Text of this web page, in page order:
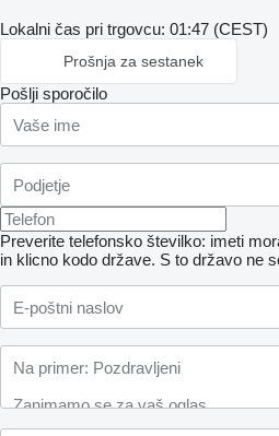
Lokalni čas pri trgovcu: 01:47 (CEST)
Prošnja za sestanek
Pošlji sporočilo
Preverite telefonsko številko: imeti
in klicno kodo države. S to državo ne